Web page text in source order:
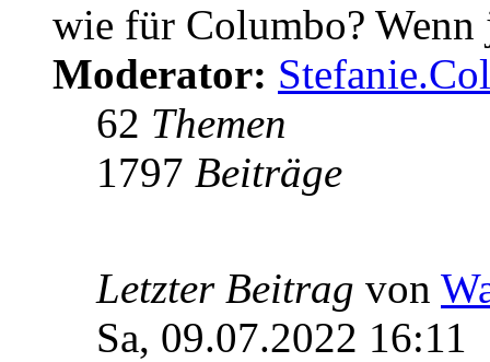
wie für Columbo?
Moderator:
62 Themen
1797 Beiträge
Letzter Beitrag von
Sa, 09.07.2022 16:11